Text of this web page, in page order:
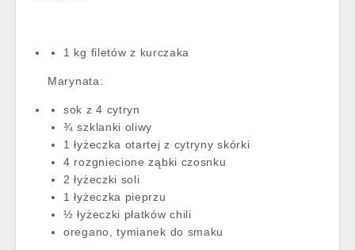
1 kg filetów z kurczaka
Marynata:
sok z 4 cytryn
¾ szklanki oliwy
1 łyżeczka otartej z cytryny skórki
4 rozgniecione ząbki czosnku
2 łyżeczki soli
1 łyżeczka pieprzu
½ łyżeczki płatków chili
oregano, tymianek do smaku